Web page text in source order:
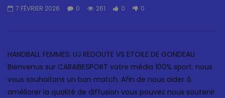
7 FÉVRIER 2026 0 261 0 0
HANDBALL FEMMES: UJ REDOUTE VS ÉTOILE DE GONDEAU
Bienvenus sur CARAIBESPORT votre média 100% sport. nous
vous souhaitons un bon match. Afin de nous aider à
améliorer la qualité de diffusion vous pouvez nous soutenir